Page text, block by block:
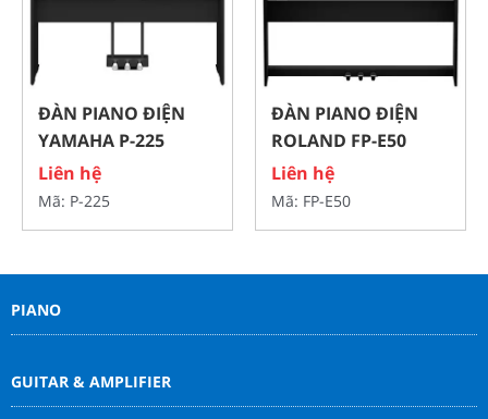
ĐÀN PIANO ĐIỆN
YAMAHA P-225
Liên hệ
Mã: P-225
ĐÀN PIANO ĐIỆN
ROLAND FP-E50
Liên hệ
Mã: FP-E50
PIANO
GUITAR & AMPLIFIER